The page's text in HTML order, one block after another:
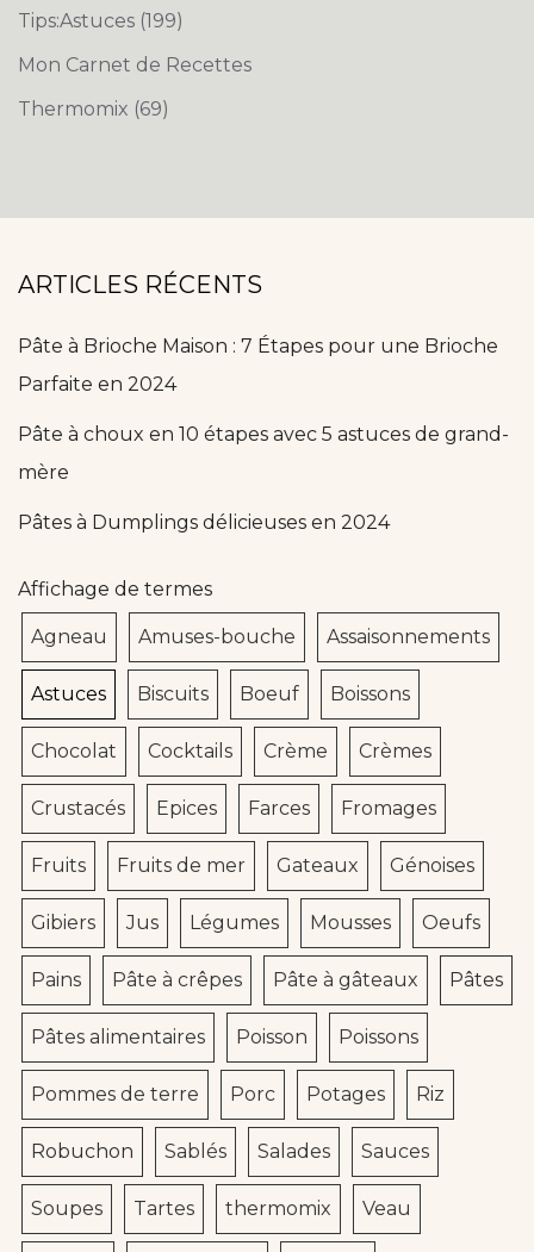
Tips:Astuces (199)
Mon Carnet de Recettes
Thermomix (69)
ARTICLES RÉCENTS
Pâte à Brioche Maison : 7 Étapes pour une Brioche
Parfaite en 2024
Pâte à choux en 10 étapes avec 5 astuces de grand-
mère
Pâtes à Dumplings délicieuses en 2024
Affichage de termes
Agneau Amuses-bouche Assaisonnements
Astuces Biscuits Boeuf Boissons
Chocolat Cocktails Crème Crèmes
Crustacés Epices Farces Fromages
Fruits Fruits de mer Gateaux Génoises
Gibiers Jus Légumes Mousses Oeufs
Pains Pâte à crêpes Pâte à gâteaux Pâtes
Pâtes alimentaires Poisson Poissons
Pommes de terre Porc Potages Riz
Robuchon Sablés Salades Sauces
Soupes Tartes thermomix Veau